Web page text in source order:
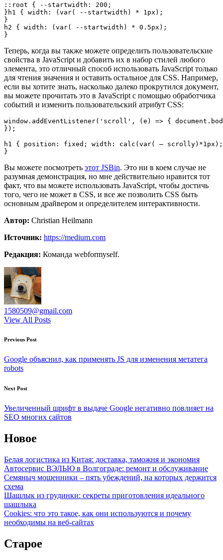
::root { --startwidth: 200;
}h1 { width: (var( --startwidth) * 1px);
}
h2 { width: (var( --startwidth) * 0.5px);
}
Теперь, когда вы также можете определить пользовательские
свойства в JavaScript и добавить их в набор стилей любого
элемента, это отличный способ использовать JavaScript только
для чтения значения и оставить остальное для CSS. Например,
если вы хотите знать, насколько далеко прокрутился документ,
вы можете прочитать это в JavaScript с помощью обработчика
событий и изменить пользовательский атрибут CSS:
window.addEventListener('scroll', (e) => {
});
h1 { position: fixed; width: calc(var( — scrolly)*1px);
}
Вы можете посмотреть этот JSBin. Это ни в коем случае не
разумная демонстрация, но мне действительно нравится тот
факт, что вы можете использовать JavaScript, чтобы достичь
того, чего не может в CSS, и все же позволить CSS быть
основным драйвером и определителем интерактивности.
Автор: Christian Heilmann
Источник: https://medium.com
Редакция: Команда webformyself.
1580509@gmail.com
View All Posts
Post
navigation
Previous Post
Google объяснил, как применять JS для изменения метатега
robots
Next Post
Увеличенный шрифт в выдаче Google негативно повлияет на
SEO многих сайтов
Новое
Белая логистика из Китая: доставка, таможня и экономия
Автосервис ВЭЛЬЮ в Волгограде: ремонт и обслуживание
Семяныч мошенники – пять убеждений, на которых держится
схема
Шашлык из грудинки: секреты приготовления идеального
шашлыка
Cookies: что это такое, как они используются и почему
необходимы на веб-сайтах
Старое